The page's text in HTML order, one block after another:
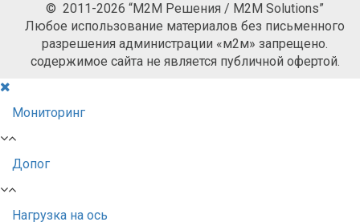
© 2011-2026 “М2М Решения / M2M Solutions”
Любое использование материалов без письменного
разрешения администрации «м2м» запрещено.
содержимое сайта не является публичной офертой.
Мониторинг
Допог
Нагрузка на ось